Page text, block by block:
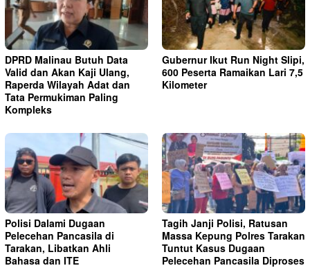
DPRD Malinau Butuh Data
Valid dan Akan Kaji Ulang,
Raperda Wilayah Adat dan
Tata Permukiman Paling
Kompleks
Gubernur Ikut Run Night Slipi,
600 Peserta Ramaikan Lari 7,5
Kilometer
Polisi Dalami Dugaan
Pelecehan Pancasila di
Tarakan, Libatkan Ahli
Bahasa dan ITE
Tagih Janji Polisi, Ratusan
Massa Kepung Polres Tarakan
Tuntut Kasus Dugaan
Pelecehan Pancasila Diproses